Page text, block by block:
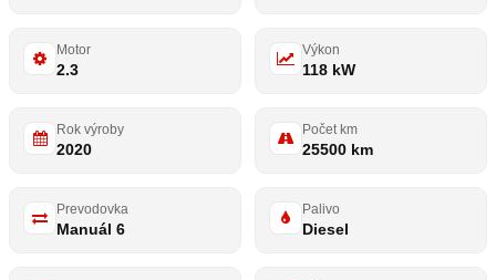
Motor
2.3
Výkon
118 kW
Rok výroby
2020
Počet km
25500 km
Prevodovka
Manuál 6
Palivo
Diesel